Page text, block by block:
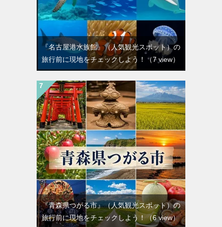
『名古屋港水族館』（人気観光スポット）の
旅行前に現地をチェックしよう！
（7 view）
『青森県つがる市』（人気観光スポット）の
旅行前に現地をチェックしよう！（6 view）